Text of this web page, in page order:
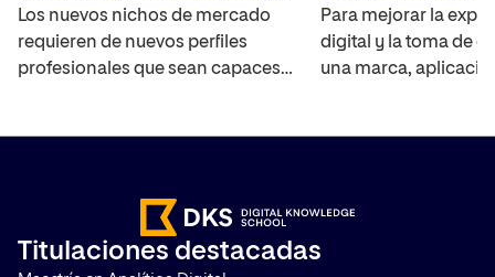
cómo convertirte en uno
Los nuevos nichos de mercado
requieren de nuevos perfiles
profesionales que sean capaces
compañías no han dejado de
crecer y de aumentar las ventas
en sus plataformas por lo que
Para mejorar la
digital y la toma de
una marca,
Titulaciones destacadas